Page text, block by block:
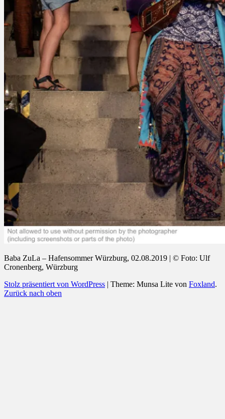
Baba ZuLa – Hafensommer Würzburg, 02.08.2019 | © Foto: Ulf
Cronenberg, Würzburg
Stolz präsentiert von WordPress | Theme: Munsa Lite von Foxland.
Zurück nach oben